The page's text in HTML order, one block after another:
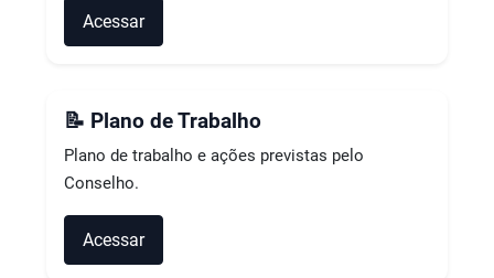
Acessar
📝 Plano de Trabalho
Plano de trabalho e ações previstas pelo
Conselho.
Acessar